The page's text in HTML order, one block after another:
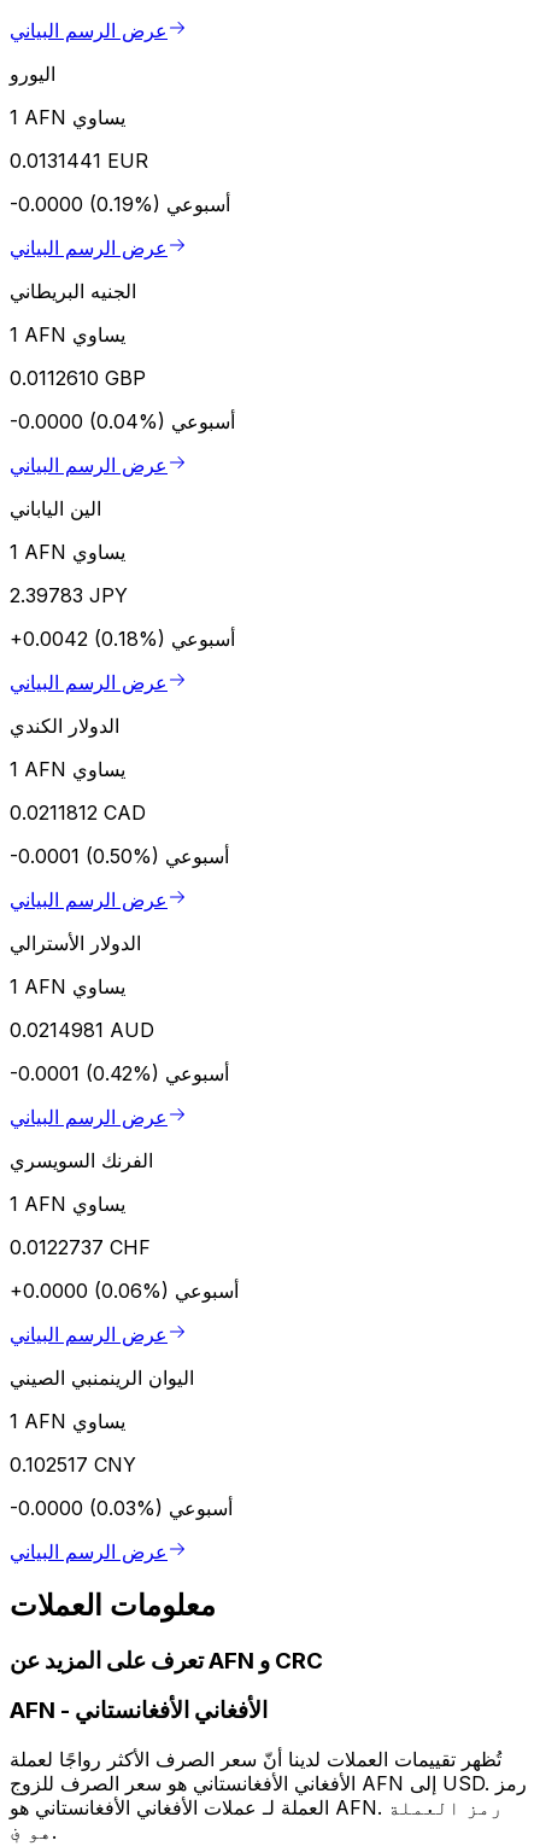
عرض الرسم البياني
اليورو
1 AFN يساوي
0.0131441 EUR
-0.0000 (0.19%) أسبوعي
عرض الرسم البياني
الجنيه البريطاني
1 AFN يساوي
0.0112610 GBP
-0.0000 (0.04%) أسبوعي
عرض الرسم البياني
الين الياباني
1 AFN يساوي
2.39783 JPY
+0.0042 (0.18%) أسبوعي
عرض الرسم البياني
الدولار الكندي
1 AFN يساوي
0.0211812 CAD
-0.0001 (0.50%) أسبوعي
عرض الرسم البياني
الدولار الأسترالي
1 AFN يساوي
0.0214981 AUD
-0.0001 (0.42%) أسبوعي
عرض الرسم البياني
الفرنك السويسري
1 AFN يساوي
0.0122737 CHF
+0.0000 (0.06%) أسبوعي
عرض الرسم البياني
اليوان الرينمنبي الصيني
1 AFN يساوي
0.102517 CNY
-0.0000 (0.03%) أسبوعي
عرض الرسم البياني
معلومات العملات
تعرف على المزيد عن AFN و CRC
AFN - الأفغاني الأفغانستاني
تُظهر تقييمات العملات لدينا أنّ سعر الصرف الأكثر رواجًا لعملة
الأفغاني الأفغانستاني هو سعر الصرف للزوج AFN إلى USD. رمز
العملة لـ عملات الأفغاني الأفغانستاني هو AFN. رمز العملة
هو ؋.